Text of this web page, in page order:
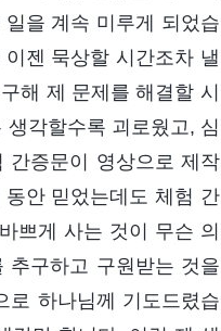
을 계속 미루게 되었습
젠 묵상할 시간조차 낼
해 제 문제를 해결할 시
각할수록 괴로웠고, 심
간증문이 영상으로 제작
안 믿었는데도 체험 간
쁘게 사는 것이 무슨 의
추구하고 구원받는 것을
로 하나님께 기도드렸습